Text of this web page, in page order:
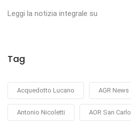
Leggi la notizia integrale su
Tag
Acquedotto Lucano AGR News
Antonio Nicoletti AOR San Carlo